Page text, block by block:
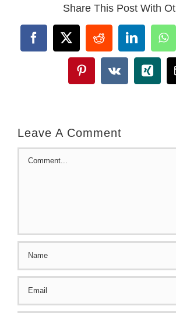
Share This Post With
Facebook
X RedditLinkedIn
Pinterest
Vk Xing
Leave A Comment
Comment